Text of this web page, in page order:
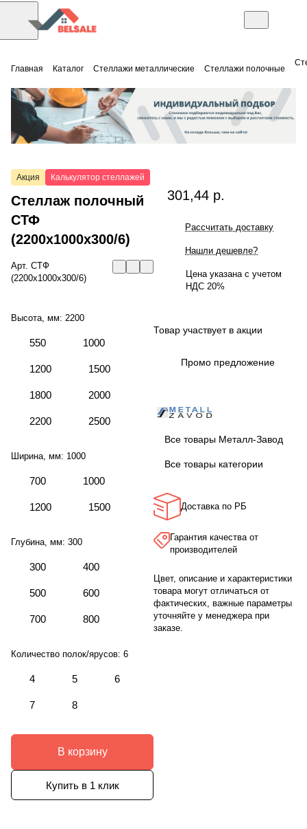
Главная Каталог Стеллажи металлические Стеллажи полочные
Акция Калькулятор стеллажей
Стеллаж полочный
СТФ
(2200x1000x300/6)
Арт. СТФ
(2200x1000x300/6)
Высота, мм: 2200
550 1000
1200 1500
1800 2000
2200 2500
Ширина, мм: 1000
700 1000
1200 1500
Глубина, мм: 300
300 400
500 600
700 800
Количество полок/ярусов: 6
4 5 6
7 8
В корзину
Купить в 1 клик
301,44 р.
Рассчитать доставку
Нашли дешевле?
Цена указана с учетом
НДС 20%
Товар участвует в акции
Промо предложение
Все товары Металл-Завод
Все товары категории
Доставка по РБ
Гарантия качества от
производителей
Цвет, описание и характеристики
товара могут отличаться от
фактических, важные параметры
уточняйте у менеджера при
заказе.